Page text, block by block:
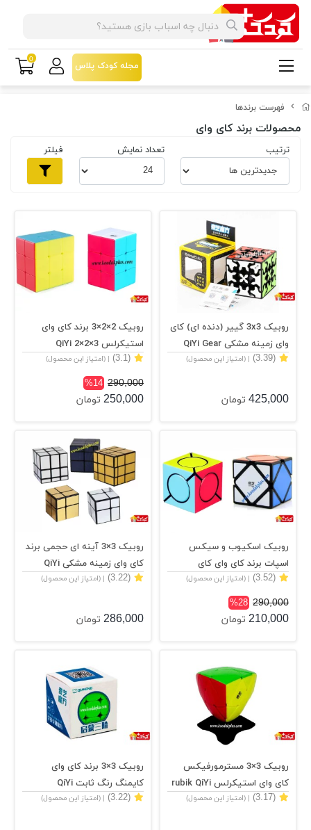
فهرست برندها
محصولات برند کای وای
ترتیب تعداد نمایش فیلتر
روبیک 3x3 گییر (دنده ای) کای
وای زمینه مشکی QiYi Gear
3x3
(3.39) | (امتیاز این محصول)
425,000 تومان
روبیک 2×2×3 برند کای وای
استیکرلس QiYi 2×2×3
stickerless
(3.1) | (امتیاز این محصول)
290,000
%14
250,000 تومان
روبیک اسکیوب و سیکس
اسپات برند کای وای کای
(3.52)
| (امتیاز این محصول)
290,000
%28
210,000 تومان
روبیک 3×3 آینه ای حجمی برند
کای وای زمینه مشکی QiYi
Mirror 3×3×3
(3.22) | (امتیاز این محصول)
286,000 تومان
روبیک 3×3 مسترمورفیکس
کای وای استیکرلس rubik QiYi
Mastermorphix
(3.17) | (امتیاز این محصول)
روبیک 3×3 برند کای وای
کایمنگ رنگ ثابت QiYi
QIMENG 3×3×3
(3.22) | (امتیاز این محصول)
مجله کودک پلاس
0